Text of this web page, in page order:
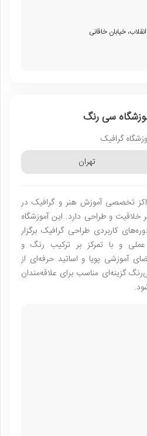
خیابان خاقانی
سی‌ رنگ
گرافیک
تهران
تخصصی آموزش هنر و گرافیک در
خلاقیت و طراحی دارد. این آموزشگاه
کاربردی طراحی گرافیک برگزار
و با تمرکز بر ترکیب رنگ و
آموزشی پویا و اساتید حرفه‌ای از
گزینه‌ای مناسب برای علاقه‌مندان